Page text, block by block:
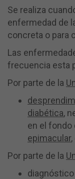
Se realiza
enfermedad de
concreta o para
Las
frecuencia esta
Por parte de la
diabética,
en el fondo
epimacular,
Por parte de la
diagnóstico